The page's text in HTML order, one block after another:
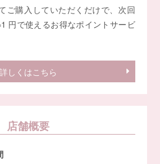
ご購入していただくだけで、次回
円で使えるお得なポイントサービ
詳しくはこちら
店舗概要